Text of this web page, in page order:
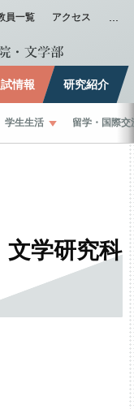
員一覧 アクセス
試情報 研究紹介
学生生活 留学 ・ 国際交
文学研究科